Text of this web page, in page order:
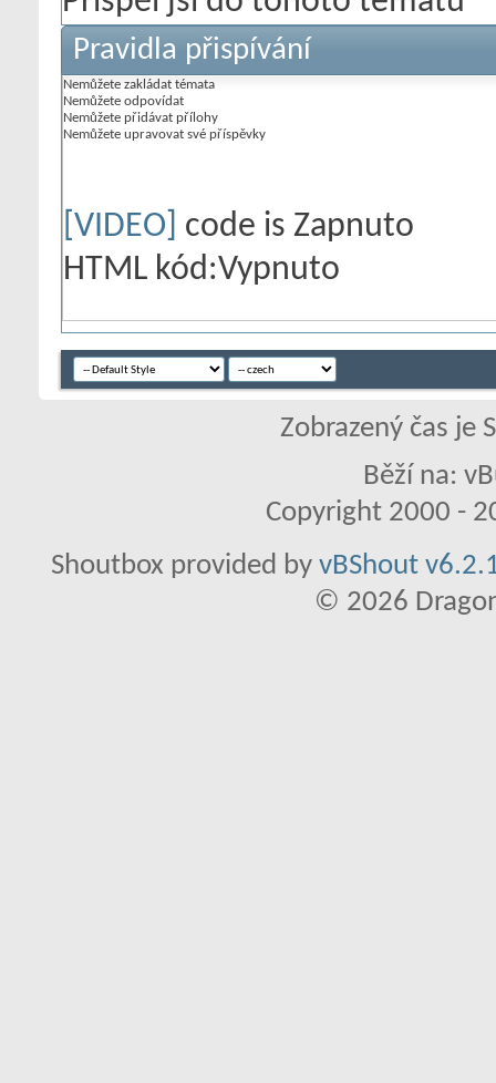
Pravidla přispívání
Nemůžete zakládat témata
Nemůžete odpovídat
Nemůžete přidávat přílohy
Nemůžete upravovat své příspěvky
[VIDEO] code is Zapnuto
HTML kód:Vypnuto
Zobrazený čas je
Běží na:
Copyright 2000 -
Shoutbox provided by vBShout
© 2026